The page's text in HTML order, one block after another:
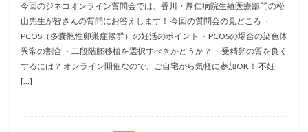
今回のジネコオンライン質問会では、香川・厚仁病院生殖医療部門の松
山先生が皆さんの質問にお答えします！ 今回の質問会の見どころ ・
PCOS（多嚢胞性卵巣症候群）の妊活のポイント ・PCOSの場合の染色体
異常の割合 ・二段階胚移植を選択すべきかどうか？ ・受精卵の質を良く
するには？ オンライン開催なので、ご自宅から気軽に参加OK！ 不妊
[…]